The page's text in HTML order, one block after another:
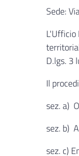
Sede:
L'Ufficio
D.lgs. 3
Il
sez. a)
sez. b)
sez. c)